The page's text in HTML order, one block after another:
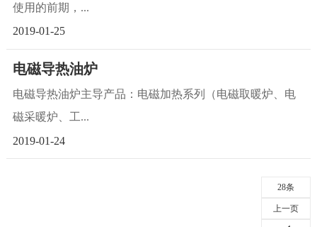
使用的前期，...
2019-01-25
电磁导热油炉
电磁导热油炉主导产品：电磁加热系列（电磁取暖炉、电
磁采暖炉、工...
2019-01-24
28条
上一页